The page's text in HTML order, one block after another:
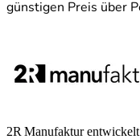
günstigen Preis über
2R Manufaktur